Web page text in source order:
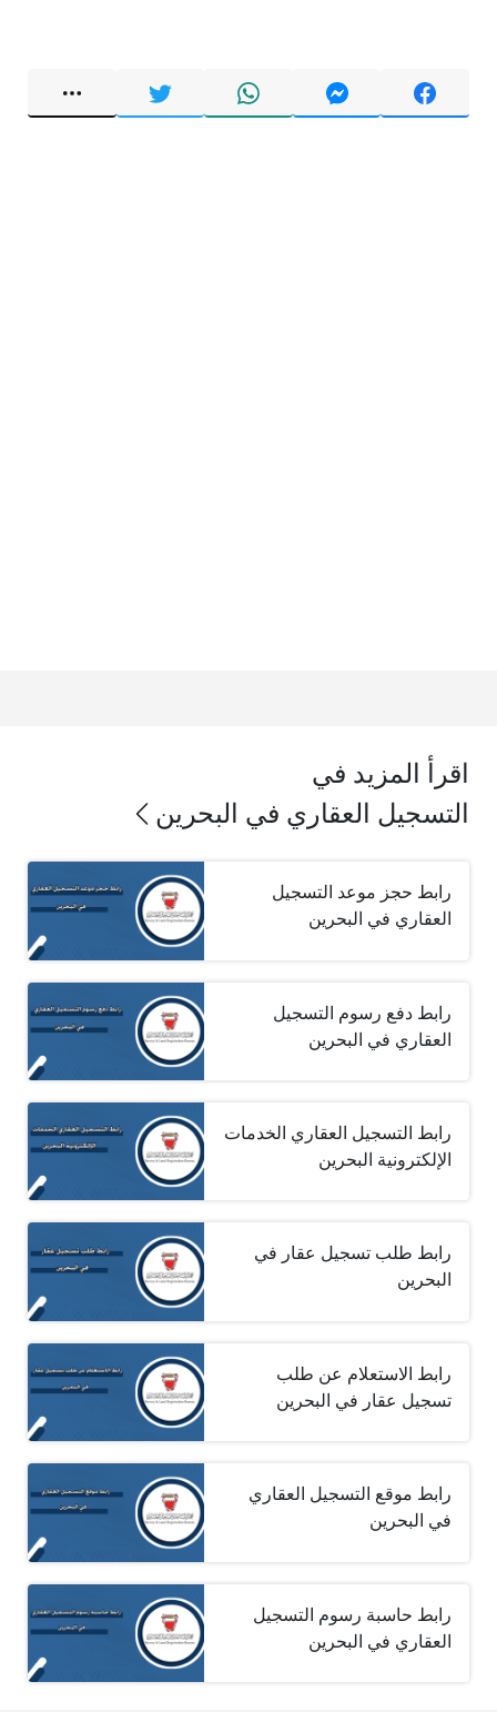
اقرأ المزيد في
التسجيل العقاري في البحرين
رابط حجز موعد التسجيل
العقاري في البحرين
رابط دفع رسوم التسجيل
العقاري في البحرين
رابط التسجيل العقاري الخدمات
الإلكترونية البحرين
رابط طلب تسجيل عقار في
البحرين
رابط الاستعلام عن طلب
تسجيل عقار في البحرين
رابط موقع التسجيل العقاري
في البحرين
رابط حاسبة رسوم التسجيل
العقاري في البحرين